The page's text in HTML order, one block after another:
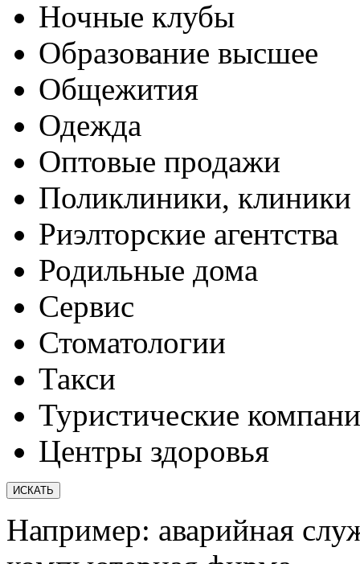
Ночные клубы
Образование высшее
Общежития
Одежда
Оптовые продажи
Поликлиники, клиники
Риэлторские агентства
Родильные дома
Сервис
Стоматологии
Такси
Туристические
Центры здоровья
Например: аварийная